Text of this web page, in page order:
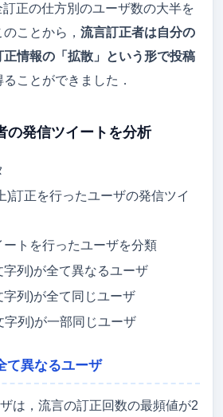
訂正の仕方別のユーザ数の大半を
ことから， 流言訂正者は自分の
情報の「拡散」という形で投稿
ことができました．
の発信ツイートを分析
訂正を行ったユーザの発信ツイ
ートを行ったユーザを分類
字列)が全て異なるユーザ
字列)が全て同じユーザ
字列)が一部同じユーザ
て異なるユーザ
は，流言の訂正回数の最頻値が2